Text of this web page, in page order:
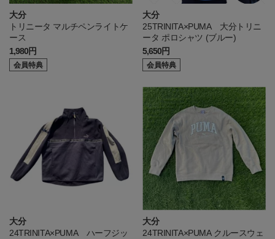
大分
トリニータ マルチペンライトケ
ース
1,980円
会員特典
大分
25TRINITA×PUMA 大分トリニ
ータ ポロシャツ (ブルー)
5,650円
会員特典
大分
24TRINITA×PUMA ハーフジッ
大分
24TRINITA×PUMA クルースウェ